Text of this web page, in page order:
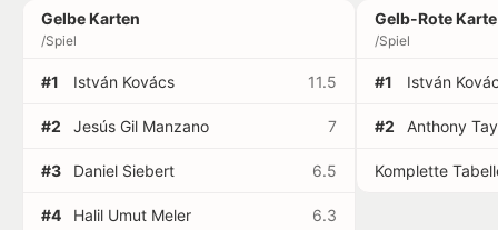
Gelbe Karten
/Spiel
#1 István Kovács 11.5
#2 Jesús Gil Manzano 7
#3 Daniel Siebert 6.5
#4 Halil Umut Meler 6.3
Gelb-Rote Karte
/Spiel
#1 István
#2 Anthony
Komplette